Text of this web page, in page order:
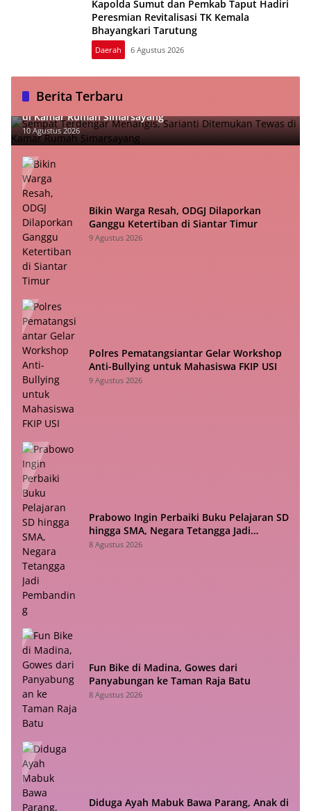
Kapolda Sumut dan Pemkab Taput Hadiri
Peresmian Revitalisasi TK Kemala
Bhayangkari Tarutung
Daerah 6 Agustus 2026
Berita Terbaru
Sempat Terdengar Menangis, Sarianti Ditemukan Tewas
di Kamar Rumah Simarsayang
10 Agustus 2026
Bikin Warga Resah, ODGJ Dilaporkan
Ganggu Ketertiban di Siantar Timur
9 Agustus 2026
Polres Pematangsiantar Gelar Workshop
Anti-Bullying untuk Mahasiswa FKIP USI
9 Agustus 2026
Prabowo Ingin Perbaiki Buku Pelajaran SD
hingga SMA, Negara Tetangga Jadi
Pembanding
8 Agustus 2026
Fun Bike di Madina, Gowes dari
Panyabungan ke Taman Raja Batu
8 Agustus 2026
Diduga Ayah Mabuk Bawa Parang, Anak di